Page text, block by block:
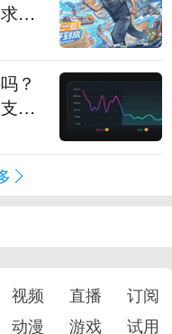
生
？
持
视频 直播
订阅
动漫 游戏 试用